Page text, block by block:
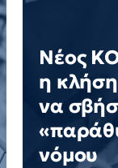
Νέος
η
να
νόμου